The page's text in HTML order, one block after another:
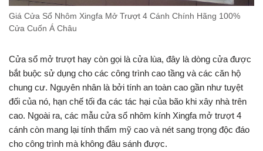
Giá Cửa Sổ Nhôm Xingfa Mở Trượt 4 Cánh Chính Hãng 100%
Cửa Cuốn Á Châu
Cửa sổ mở trượt hay còn gọi là cửa lùa, đây là dòng cửa được
bắt buộc sử dụng cho các công trình cao tầng và các căn hộ
chung cư. Nguyên nhân là bởi tính an toàn cao gần như tuyệt
đối của nó, hạn chế tối đa các tác hại của bão khi xây nhà trên
cao. Ngoài ra, các mẫu cửa sổ nhôm kính Xingfa mở trượt 4
cánh còn mang lại tính thẩm mỹ cao và nét sang trọng độc đáo
cho công trình mà không đâu sánh được.